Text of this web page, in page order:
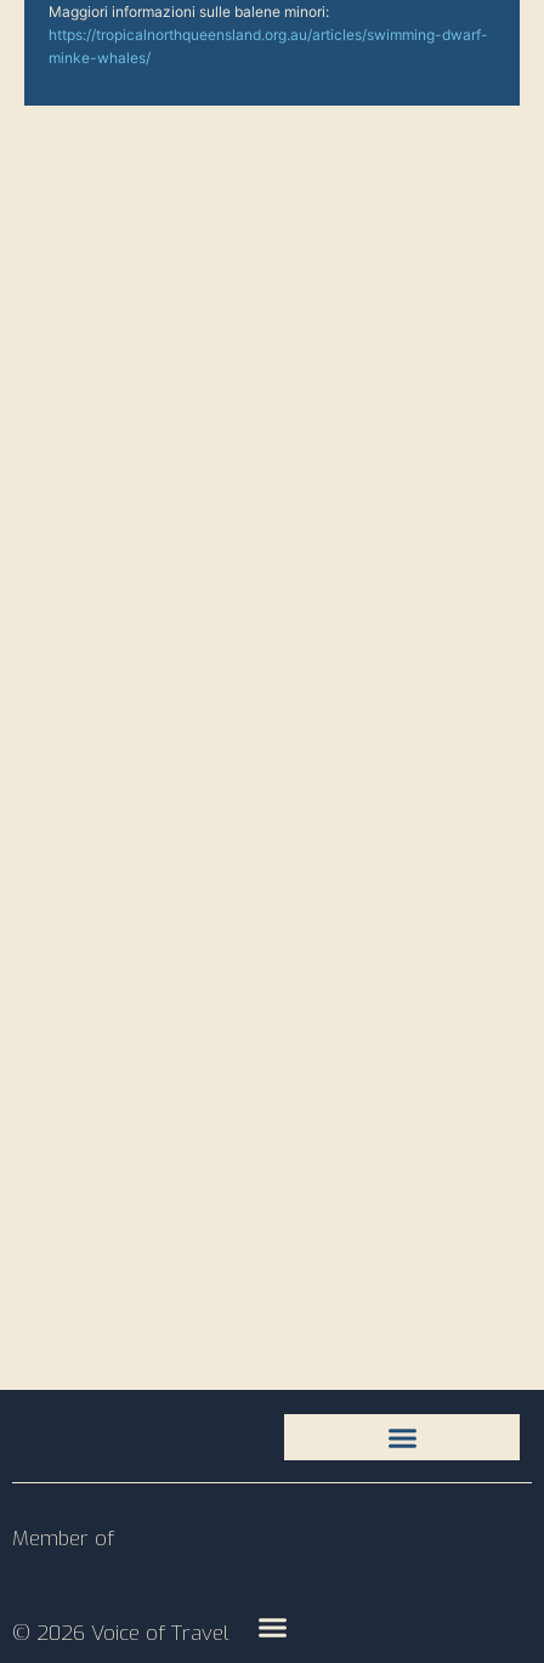
Maggiori informazioni sulle balene minori:
https://tropicalnorthqueensland.org.au/articles/swimming-dwarf-
minke-whales/
Member of
© 2026 Voice of Travel